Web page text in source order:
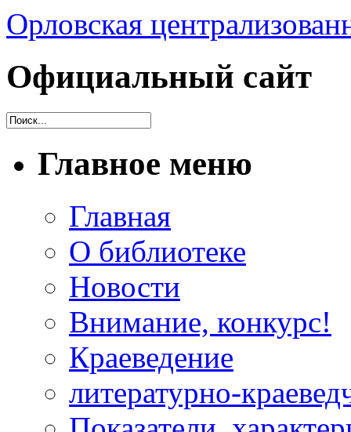
Орловская
Официальный сайт
Главное меню
Главная
О библиотеке
Новости
Внимание, конкурс!
Краеведение
литературно-